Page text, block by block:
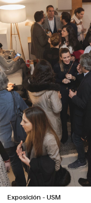
Exposición - USM